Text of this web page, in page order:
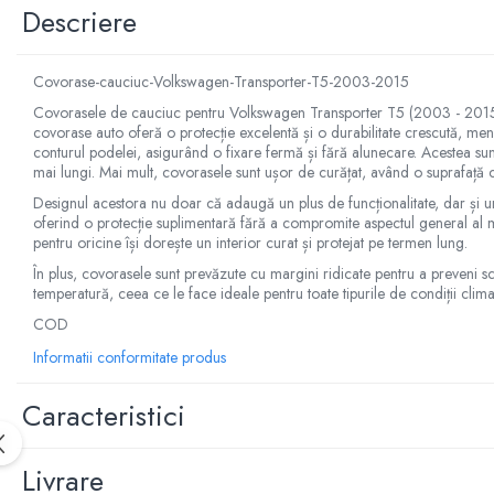
Manson schimbator
Schimbatoare
Scrumiera
Ventilator
Volane sport
Accesorii remorca
Adaptator remorca
Cupla remorca
Stopuri remorca
Aeroterma auto
Capace janta aliaj
Descriere
Covorase-cauciuc-Volkswagen-Transporter-T5-2003-2015
Covorasele de cauciuc pentru Volkswagen Transporter T5 (2003 -
covorase auto oferă o protecție excelentă și o durabilitate crescută,
conturul podelei, asigurând o fixare fermă și fără alunecare. Acestea
mai lungi. Mai mult, covorasele sunt ușor de curățat, având o
Designul acestora nu doar că adaugă un plus de funcționalitate, dar și
oferind o protecție suplimentară fără a compromite aspectul general
pentru oricine își dorește un interior curat și protejat pe termen lung.
În plus, covorasele sunt prevăzute cu margini ridicate pentru a preveni
temperatură, ceea ce le face ideale pentru toate tipurile de condiții
COD
Informatii conformitate produs
Caracteristici
Livrare